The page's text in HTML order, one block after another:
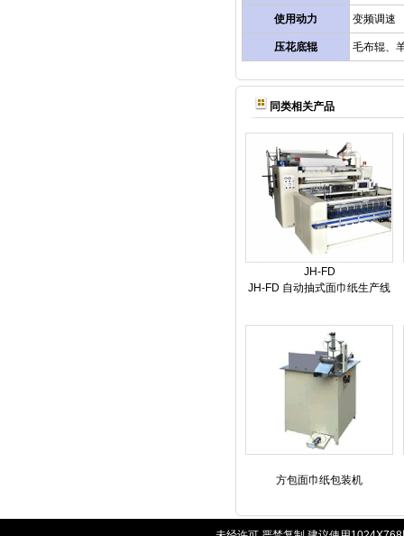
使用动力 变频调速
压花底辊 毛布辊、
同类相关产品
JH-FD
JH-FD 自动抽式面巾纸生产线
方包面巾纸包装机